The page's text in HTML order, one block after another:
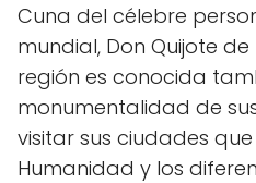
Cuna del célebre
mundial, Don Quijote
región es conocida
monumentalidad de
visitar sus ciudades
Humanidad y los